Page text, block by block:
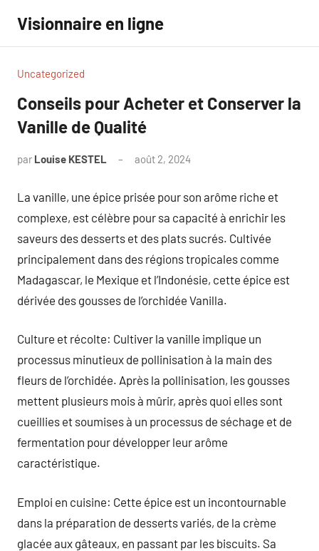
contenu
Visionnaire en ligne
Uncategorized
Conseils pour Acheter et Conserver la
Vanille de Qualité
par Louise KESTEL août 2, 2024
La vanille, une épice prisée pour son arôme riche et
complexe, est célèbre pour sa capacité à enrichir les
saveurs des desserts et des plats sucrés. Cultivée
principalement dans des régions tropicales comme
Madagascar, le Mexique et l’Indonésie, cette épice est
dérivée des gousses de l’orchidée Vanilla.
Culture et récolte: Cultiver la vanille implique un
processus minutieux de pollinisation à la main des
fleurs de l’orchidée. Après la pollinisation, les gousses
mettent plusieurs mois à mûrir, après quoi elles sont
cueillies et soumises à un processus de séchage et de
fermentation pour développer leur arôme
caractéristique.
Emploi en cuisine: Cette épice est un incontournable
dans la préparation de desserts variés, de la crème
glacée aux gâteaux, en passant par les biscuits. Sa